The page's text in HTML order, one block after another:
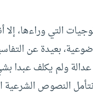
التي وراءها،
بعيدة عن
عدالة ولم يكلف عبدا
النصوص الشرعية